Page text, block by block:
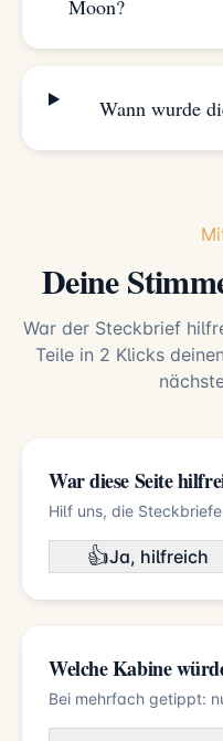
Moon?
Wann wurde
Deine
War der Steckbrief
Teile in 2 Klicks
War diese Seite
Hilf uns, die
👍Ja, hilfreich
Welche Kabine
Bei mehrfach getippt: